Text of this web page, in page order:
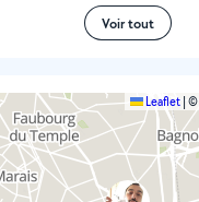
Voir tout
Leaflet ©